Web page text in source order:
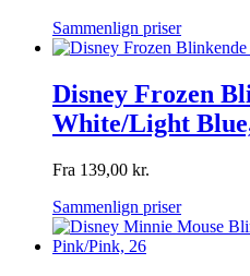
Sammenlign priser
Disney Frozen
White/Light
Fra 139,00 kr.
Sammenlign priser